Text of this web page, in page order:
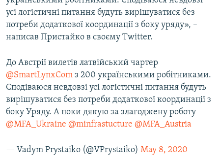
усі логістичні питання будуть вирішуватися без
потреби додаткової координації з боку уряду», –
написав Пристайко в своєму Twitter.
До Австрії вилетів латвійський чартер
@SmartLynxCom з 200 українськими робітниками.
Сподіваюся невдовзі усі логістичні питання будуть
вирішуватися без потреби додаткової координації з
боку Уряду. А поки дякую за злагоджену роботу
@MFA_Ukraine @minfrastucture @MFA_Austria
— Vadym Prystaiko (@VPrystaiko) May 8, 2020